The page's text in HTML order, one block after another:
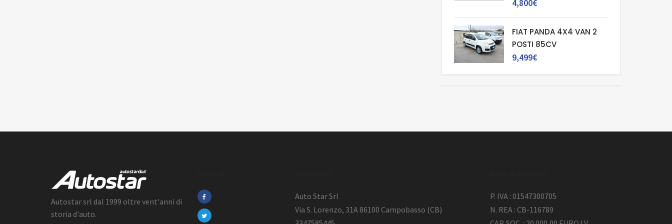
4,800€
FIAT PANDA 4X4 VAN 2
POSTI 85CV
9,499€
Autostar srl dal 1999 oltre vent'anni di
storia d'auto.
Auto Star Srl
Via S. Lorenzo, 31A 86100 Campobasso (CB)
P. IVA : 01547300705
N. REA : CB-116789